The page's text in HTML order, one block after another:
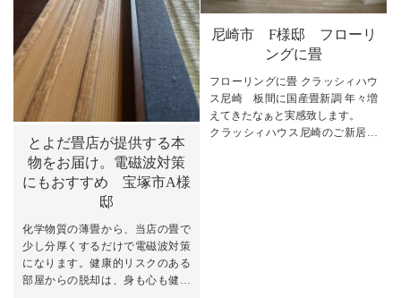
とよだ畳店が提供する本
物をお届け。電磁波対策
にもおすすめ 宝塚市A様
邸
化学物質の薄畳から、当店の畳で
少し分厚くするだけで電磁波対策
になります。健康的リスクのある
部屋からの脱却は、身も心も健康
尼崎市 F様邸 フローリ
ングに畳
フローリングに畳 クラッシィハウ
ス尼崎 板間に国産畳新調 年々増
えてきたなぁと実感致します。
クラッシィハウス尼崎のご新居へ